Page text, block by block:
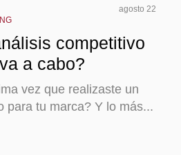
agosto 22
competitivo
a cabo?
vez que realizaste un
para tu marca? Y lo más...